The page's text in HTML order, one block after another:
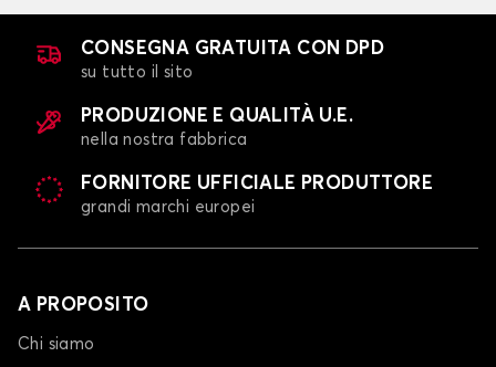
CONSEGNA GRATUITA CON DPD
su tutto il sito
PRODUZIONE E QUALITÀ U.E.
nella nostra fabbrica
FORNITORE UFFICIALE PRODUTTORE
grandi marchi europei
A PROPOSITO
Chi siamo